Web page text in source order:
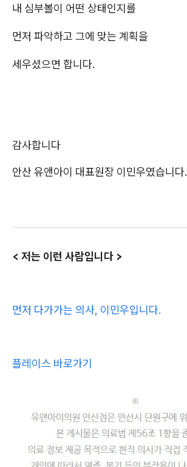
내 심부볼이 어떤 상태인지를
먼저 파악하고 그에 맞는 계획을
세우셨으면 합니다.
감사합니다
안산 유앤아이 대표원장 이민우였습니다.
< 저는 이런 사람입니다 >
먼저 다가가는 의사, 이민우입니다.
플레이스 바로가기